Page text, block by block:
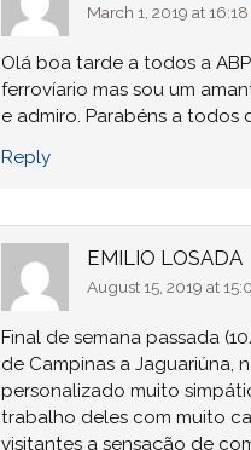
March 1, 2019 at 16:18
Olá boa tarde a todos a
ferrovíario mas sou um
e admiro. Parabéns a todos
Reply
EMILIO LOSADA
August 15, 2019 at
Final de semana passada
de Campinas a Jaguariúna,
personalizado muito
trabalho deles com muito
visitantes a sensação de